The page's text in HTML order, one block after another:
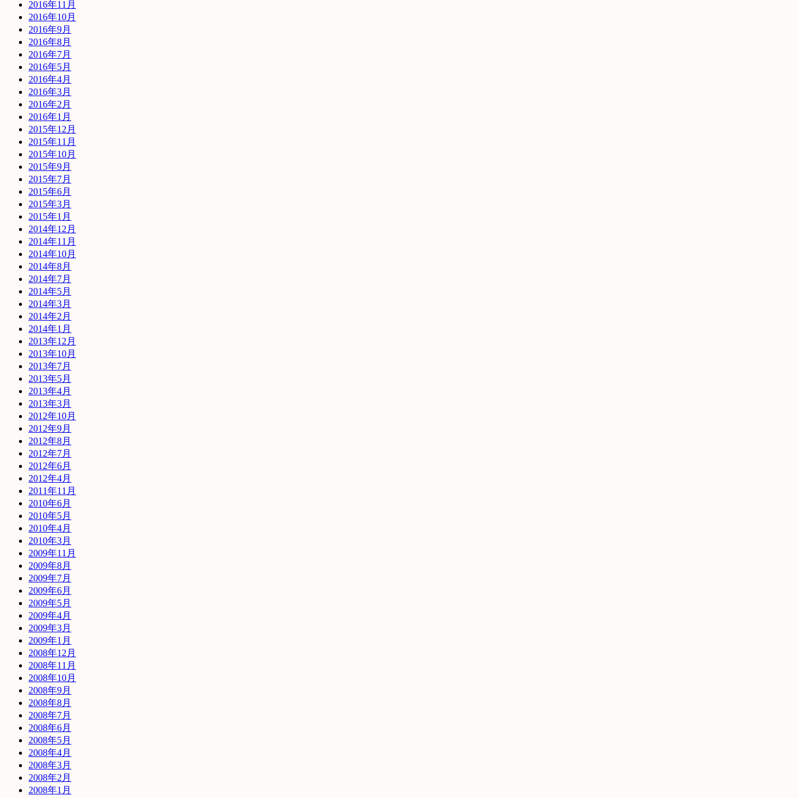
2016年11月
2016年10月
2016年9月
2016年8月
2016年7月
2016年5月
2016年4月
2016年3月
2016年2月
2016年1月
2015年12月
2015年11月
2015年10月
2015年9月
2015年7月
2015年6月
2015年3月
2015年1月
2014年12月
2014年11月
2014年10月
2014年8月
2014年7月
2014年5月
2014年3月
2014年2月
2014年1月
2013年12月
2013年10月
2013年7月
2013年5月
2013年4月
2013年3月
2012年10月
2012年9月
2012年8月
2012年7月
2012年6月
2012年4月
2011年11月
2010年6月
2010年5月
2010年4月
2010年3月
2009年11月
2009年8月
2009年7月
2009年6月
2009年5月
2009年4月
2009年3月
2009年1月
2008年12月
2008年11月
2008年10月
2008年9月
2008年8月
2008年7月
2008年6月
2008年5月
2008年4月
2008年3月
2008年2月
2008年1月